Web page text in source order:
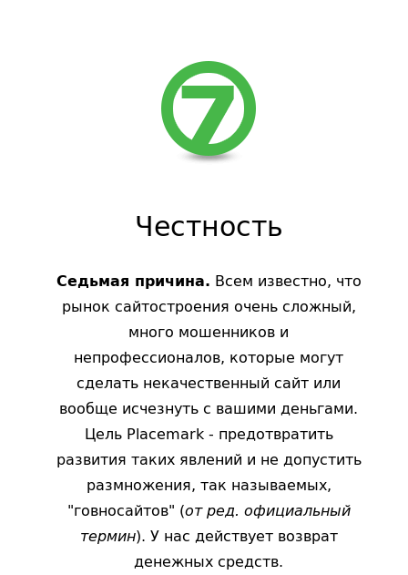
Честность
Седьмая причина. Всем известно, что
рынок сайтостроения очень сложный,
много мошенников и
непрофессионалов, которые могут
сделать некачественный сайт или
вообще исчезнуть с вашими деньгами.
Цель Placemark - предотвратить
развития таких явлений и не допустить
размножения, так называемых,
"говносайтов" (от ред. официальный
термин). У нас действует возврат
денежных средств.